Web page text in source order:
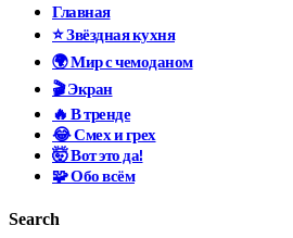
Главная
⭐ Звёздная кухня
🌍 Мир с чемоданом
🎬 Экран
🔥 В тренде
😂 Смех и грех
🤯 Вот это да!
🧩 Обо всём
Search